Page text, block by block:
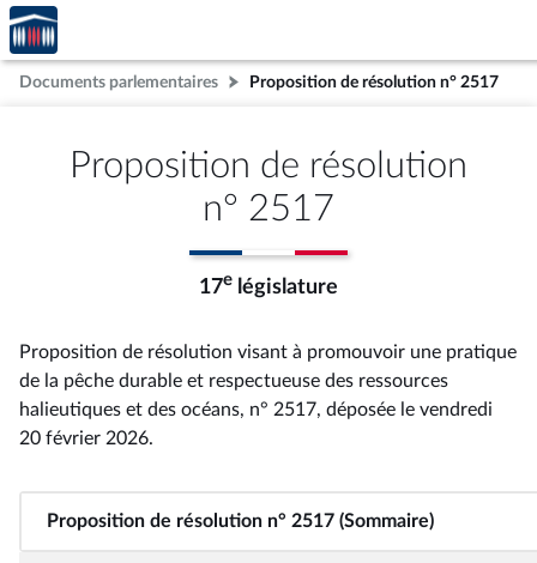
Aller au contenu
Aller en bas de la page
Accèder
à la
page
d'accueil
Documents parlementaires Proposition de résolution n° 2517
Proposition de résolution
n° 2517
17e législature
Proposition de résolution visant à promouvoir une pratique
de la pêche durable et respectueuse des ressources
halieutiques et des océans, n° 2517, déposée le vendredi
20 février 2026.
Proposition de résolution n° 2517 (Sommaire)